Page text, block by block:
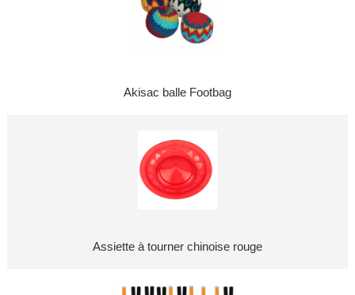
Akisac balle Footbag
Assiette à tourner chinoise rouge